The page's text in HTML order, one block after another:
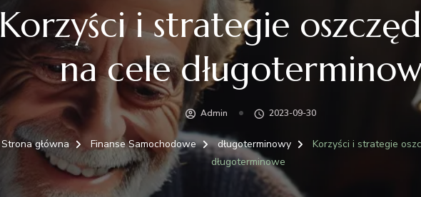
Korzyści i strategie
na cele
Admin 2023-09-30
Strona główna Finanse Samochodowe długoterminowy
Korzyści i strategie
długoterminowe